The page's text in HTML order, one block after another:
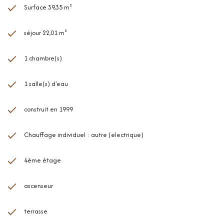
Surface 39,35 m²
séjour 22,01 m²
1 chambre(s)
1 salle(s) d'eau
construit en 1999
Chauffage individuel : autre (electrique)
4ème étage
ascenseur
terrasse